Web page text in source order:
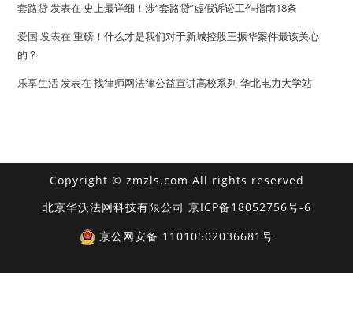
套路贷发表在 史上最详细！涉“套路贷”虚假诉讼工作指南18条
爱国 发表在重磅！什么才是我们对于新城控股王振华案件最该关心
的？
乐享生活发表在找律师网法律公益宣讲高校系列-华北电力大学站
Copyright © zmzls.com All rights reserved
北京华沃法网科技有限公司 京ICP备18052756号-6
京公网安备 11010502036681号